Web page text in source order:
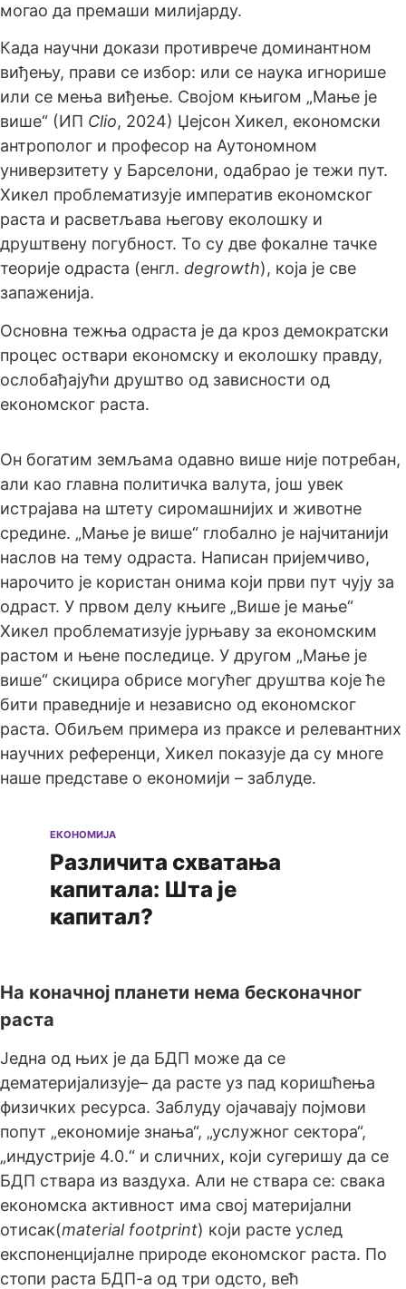
могао да премаши милијарду.
Када научни докази противрече доминантном
виђењу, прави се избор: или се наука игнорише
или се мења виђење. Својом књигом „Мање је
више“ (ИП Clio, 2024) Џејсон Хикел, економски
антрополог и професор на Аутономном
универзитету у Барселони, одабрао је тежи пут.
Хикел проблематизује императив економског
раста и расветљава његову еколошку и
друштвену погубност. То су две фокалне тачке
теорије одраста (енгл. degrowth), која је све
запаженија.
Основна тежња одраста је да кроз демократски
процес оствари економску и еколошку правду,
ослобађајући друштво од зависности од
економског раста.
Он богатим земљама одавно више није потребан,
али као главна политичка валута, још увек
истрајава на штету сиромашнијих и животне
средине. „Мање је више“ глобално је најчитанији
наслов на тему одраста. Написан пријемчиво,
нарочито је користан онима који први пут чују за
одраст. У првом делу књиге „Више је мање“
Хикел проблематизује јурњаву за економским
растом и њене последице. У другом „Мање је
више“ скицира обрисе могућег друштва које ће
бити праведније и независно од економског
раста. Обиљем примера из праксе и релевантних
научних референци, Хикел показује да су многе
наше представе о економији – заблуде.
ЕКОНОМИЈА
Различита схватања
капитала: Шта је
капитал?
На коначној планети нема бесконачног
раста
Једна од њих је да БДП може да се
дематеријализује– да расте уз пад коришћења
физичких ресурса. Заблуду ојачавају појмови
попут „економије знања“, „услужног сектора“,
„индустрије 4.0.“ и сличних, који сугеришу да се
БДП ствара из ваздуха. Али не ствара се: свака
економска активност има свој материјални
отисак(material footprint) који расте услед
експоненцијалне природе економског раста. По
стопи раста БДП-а од три одсто, већ